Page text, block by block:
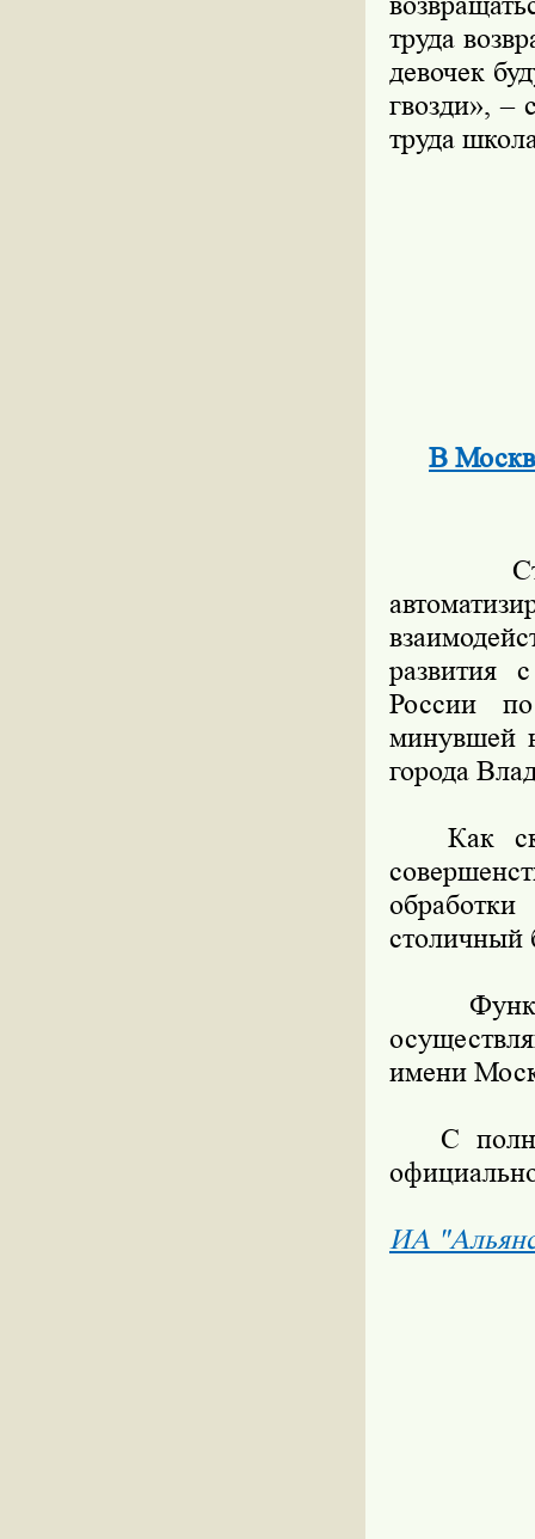
труда
девочек
гвозди», –
труда
В
развития
России
минувшей
города
Как
столичный
имени
С
ИА